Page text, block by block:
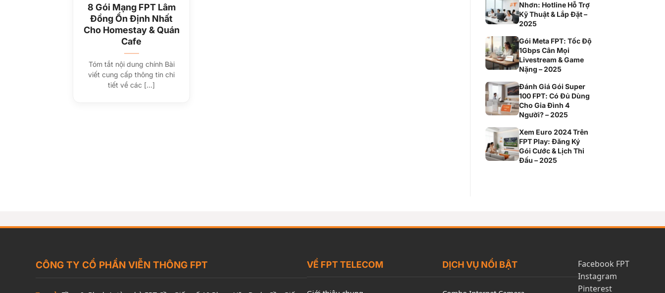
8 Gói Mạng FPT Lâm
Đồng Ổn Định Nhất
Cho Homestay & Quán
Cafe
Tóm tắt nội dung chính Bài
viết cung cấp thông tin chi
tiết về các [...]
Nhơn: Hotline Hỗ Trợ
Kỹ Thuật & Lắp Đặt –
2025
Gói Meta FPT: Tốc Độ
1Gbps Cân Mọi
Livestream & Game
Nặng – 2025
Đánh Giá Gói Super
100 FPT: Có Đủ Dùng
Cho Gia Đình 4
Người? – 2025
Xem Euro 2024 Trên
FPT Play: Đăng Ký
Gói Cước & Lịch Thi
Đấu – 2025
CÔNG TY CỔ PHẦN VIỄN THÔNG FPT VỀ FPT TELECOM DỊCH VỤ NỔI BẬT
Facebook FPT
Instagram
Pinterest